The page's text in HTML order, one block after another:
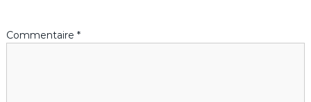
t
Commentaire *